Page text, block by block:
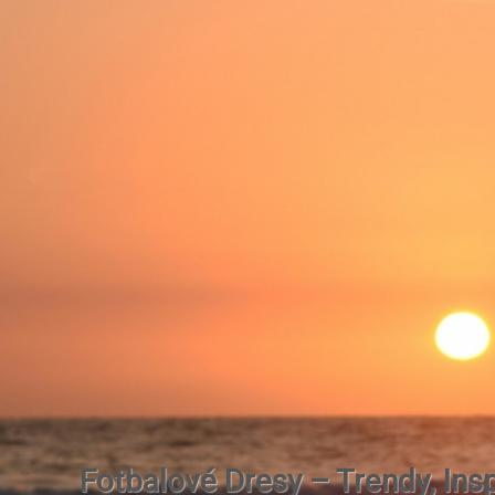
Fotbalové Dresy – Trendy,